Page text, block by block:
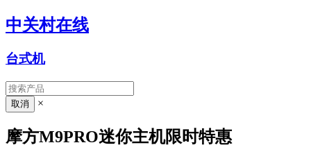
中关村在线
台式机
×
摩方M9PRO迷你主机限时特惠